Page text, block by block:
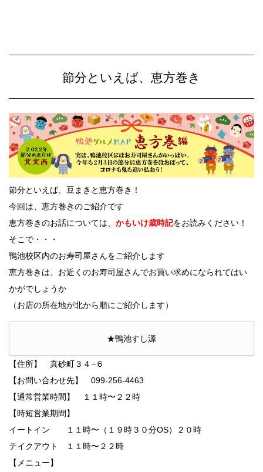
節分といえば、恵方巻き
節分といえば、豆まきと恵方巻き！
今回は、恵方巻きのご紹介です
恵方巻きのお話については、 かもいけ歳時記をお読みください！
そこで・・・
鴨池校区内のお寿司屋さんをご紹介します
恵方巻きは、お近くのお寿司屋さんでお買い求めになられてはい
かがでしょうか
（お店の所在地が北から順にご紹介します）
★鴨池すし源
【住所】 真砂町３４−６
【お問い合わせ先】 099-256-4463
【通常営業時間】 １１時〜２２時
【時短営業期間】
イートイン １１時〜（１９時３０分OS）２０時
テイクアウト １１時〜２２時
【メニュー】